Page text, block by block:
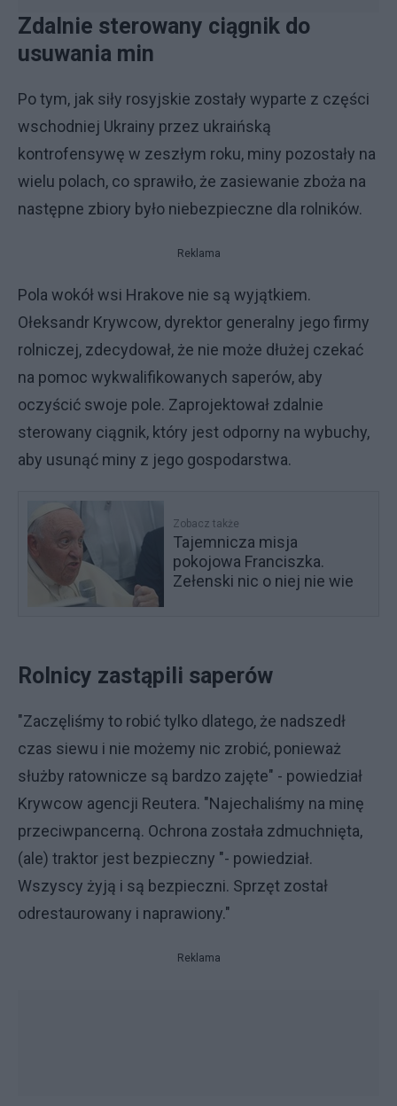
Zdalnie sterowany ciągnik do
usuwania min
Po tym, jak siły rosyjskie zostały wyparte z części
wschodniej Ukrainy przez ukraińską
kontrofensywę w zeszłym roku, miny pozostały na
wielu polach, co sprawiło, że zasiewanie zboża na
następne zbiory było niebezpieczne dla rolników.
Reklama
Pola wokół wsi Hrakove nie są wyjątkiem.
Ołeksandr Krywcow, dyrektor generalny jego firmy
rolniczej, zdecydował, że nie może dłużej czekać
na pomoc wykwalifikowanych saperów, aby
oczyścić swoje pole. Zaprojektował zdalnie
sterowany ciągnik, który jest odporny na wybuchy,
aby usunąć miny z jego gospodarstwa.
Zobacz także
Tajemnicza misja
pokojowa Franciszka.
Zełenski nic o niej nie wie
Rolnicy zastąpili saperów
"Zaczęliśmy to robić tylko dlatego, że nadszedł
czas siewu i nie możemy nic zrobić, ponieważ
służby ratownicze są bardzo zajęte" - powiedział
Krywcow agencji Reutera. "Najechaliśmy na minę
przeciwpancerną. Ochrona została zdmuchnięta,
(ale) traktor jest bezpieczny "- powiedział.
Wszyscy żyją i są bezpieczni. Sprzęt został
odrestaurowany i naprawiony."
Reklama